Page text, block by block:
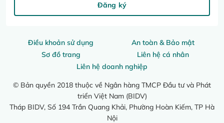
Điều khoản sử dụng
An toàn & Bảo mật
Sơ đồ trang
Liên hệ cá nhân
Liên hệ doanh nghiệp
© Bản quyền 2018 thuộc về Ngân hàng TMCP Đầu tư và Phát
triển Việt Nam (BIDV)
Tháp BIDV, Số 194 Trần Quang Khải, Phường Hoàn Kiếm, TP Hà
Nội
Đăng ký